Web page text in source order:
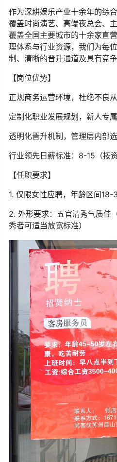
作为深耕娱乐产业十余年的综
覆盖时尚演艺、高端夜总会、
覆盖全国主要城市的十余家直
理体系与行业资源，我们为每
制、清晰的晋升通道及具有竞
【岗位优势】
正规商务运营环境，杜绝不良
定制化职业发展规划，新人专
透明化晋升机制，管理层内部
行业领先日薪标准：8-15（按资
【任职要求】
1. 仅限女性应聘，年龄区间18-
2. 外形要求：五官清秀气质佳
秀者可适当放宽标准）